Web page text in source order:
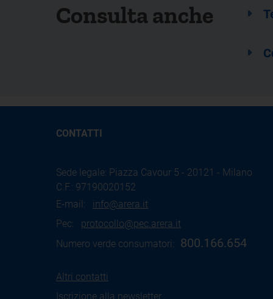
Consulta anche
CONTATTI
Sede legale: Piazza Cavour 5 - 20121 - Milano
C.F.: 97190020152
E-mail: info@arera.it
Pec: protocollo@pec.arera.it
Numero verde consumatori:
800.166.654
Altri contatti
Iscrizione alla newsletter